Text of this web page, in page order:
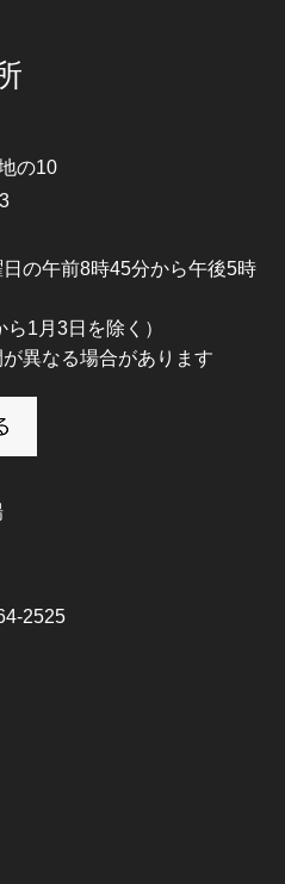
の10
の午前8時45分から午後5時
1月3日を除く）
異なる場合があります
2525